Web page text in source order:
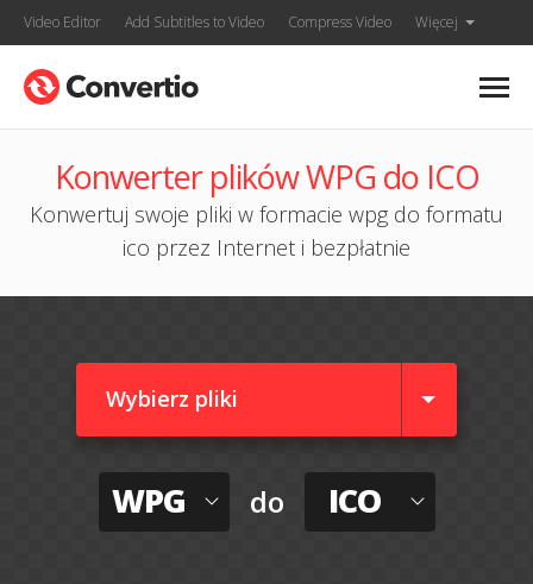
Video Editor Add Subtitles to Video Compress Video Więcej
Konwerter plików WPG do ICO
Konwertuj swoje pliki w formacie wpg do formatu
ico przez Internet i bezpłatnie
Wybierz pliki
WPG do ICO